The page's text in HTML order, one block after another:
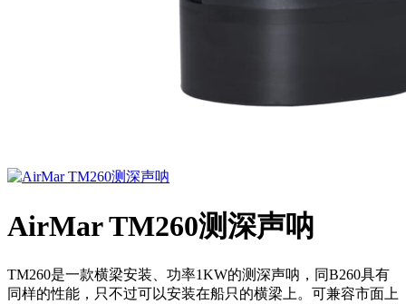
AirMar TM260测深声呐
TM260是一款横梁安装、功率1KW的测深声呐，同B260具有
同样的性能，只不过可以安装在船只的横梁上。可兼容市面上